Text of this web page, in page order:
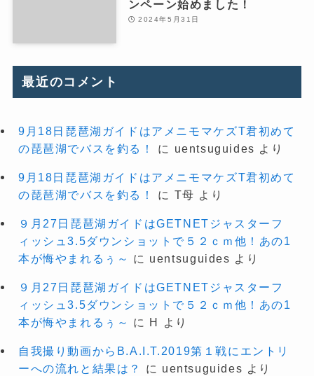
ンペーン始めました！
2024年5月31日
最近のコメント
9月18日琵琶湖ガイドはアメニモマケズT君初めて
の琵琶湖でバスを釣る！
に uentsuguides より
9月18日琵琶湖ガイドはアメニモマケズT君初めて
の琵琶湖でバスを釣る！
に T母 より
９月27日琵琶湖ガイドはGETNETジャスターフ
ィッシュ3.5ダウンショットで５２ｃｍ他！あの1
本が悔やまれるぅ～
に uentsuguides より
９月27日琵琶湖ガイドはGETNETジャスターフ
ィッシュ3.5ダウンショットで５２ｃｍ他！あの1
本が悔やまれるぅ～
に H より
自我撮り動画からB.A.I.T.2019第１戦にエントリ
ーへの流れと結果は？
に uentsuguides より